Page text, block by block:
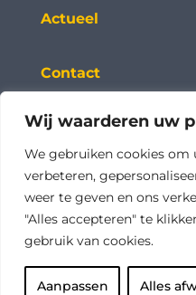
Wij waarderen uw
We gebruiken cookies
verbeteren,
weer te geven en ons
"Alles accepteren" te
gebruik van cookies.
Aanpassen Alles
Actueel
Contact
Adresgegevens
Rijnzathe 12 E
3454 PV De Meern
0182 750 585